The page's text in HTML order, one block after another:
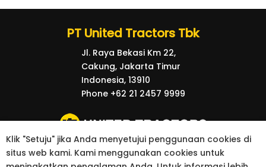
Klik "Setuju" jika Anda menyetujui penggunaan cookies di
situs web kami. Kami menggunakan cookies untuk
PT United Tractors Tbk
Jl. Raya Bekasi Km 22,
Cakung, Jakarta Timur
Indonesia, 13910
Phone +62 21 2457 9999
© 2026 United Tractors all right reserved.